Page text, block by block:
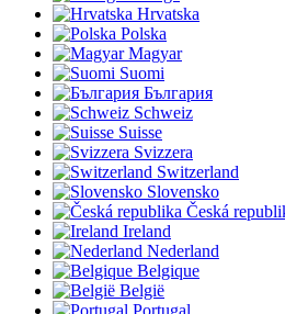
Hrvatska
Polska
Magyar
Suomi
България
Schweiz
Suisse
Svizzera
Switzerland
Slovensko
Česká
Ireland
Nederland
Belgique
België